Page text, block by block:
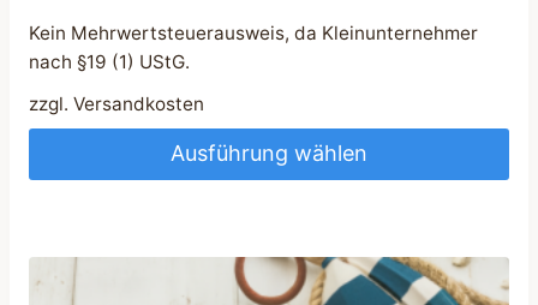
Kein Mehrwertsteuerausweis, da Kleinunternehmer
nach §19 (1) UStG.
zzgl. Versandkosten
Ausführung wählen
weist
mehrere